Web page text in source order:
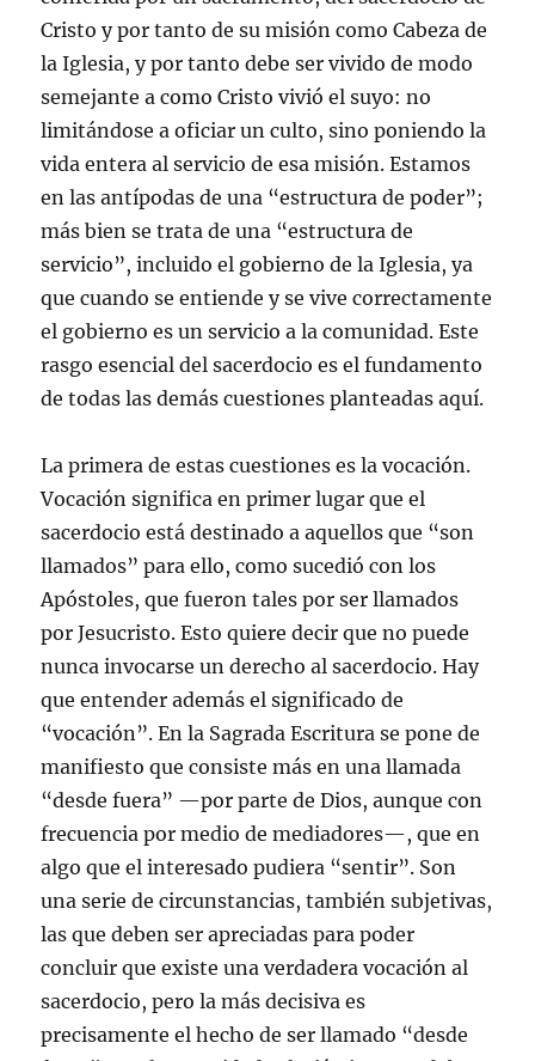
Cristo y por tanto de su misión como Cabeza de
la Iglesia, y por tanto debe ser vivido de modo
semejante a como Cristo vivió el suyo: no
limitándose a oficiar un culto, sino poniendo la
vida entera al servicio de esa misión. Estamos
en las antípodas de una “estructura de poder”;
más bien se trata de una “estructura de
servicio”, incluido el gobierno de la Iglesia, ya
que cuando se entiende y se vive correctamente
el gobierno es un servicio a la comunidad. Este
rasgo esencial del sacerdocio es el fundamento
de todas las demás cuestiones planteadas aquí.
La primera de estas cuestiones es la vocación.
Vocación significa en primer lugar que el
sacerdocio está destinado a aquellos que “son
llamados” para ello, como sucedió con los
Apóstoles, que fueron tales por ser llamados
por Jesucristo. Esto quiere decir que no puede
nunca invocarse un derecho al sacerdocio. Hay
que entender además el significado de
“vocación”. En la Sagrada Escritura se pone de
manifiesto que consiste más en una llamada
“desde fuera” —por parte de Dios, aunque con
frecuencia por medio de mediadores—, que en
algo que el interesado pudiera “sentir”. Son
una serie de circunstancias, también subjetivas,
las que deben ser apreciadas para poder
concluir que existe una verdadera vocación al
sacerdocio, pero la más decisiva es
precisamente el hecho de ser llamado “desde